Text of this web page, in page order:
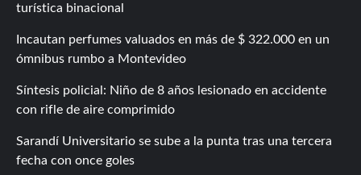
turística binacional
Incautan perfumes valuados en más de $ 322.000 en un
ómnibus rumbo a Montevideo
Síntesis policial: Niño de 8 años lesionado en accidente
con rifle de aire comprimido
Sarandí Universitario se sube a la punta tras una tercera
fecha con once goles